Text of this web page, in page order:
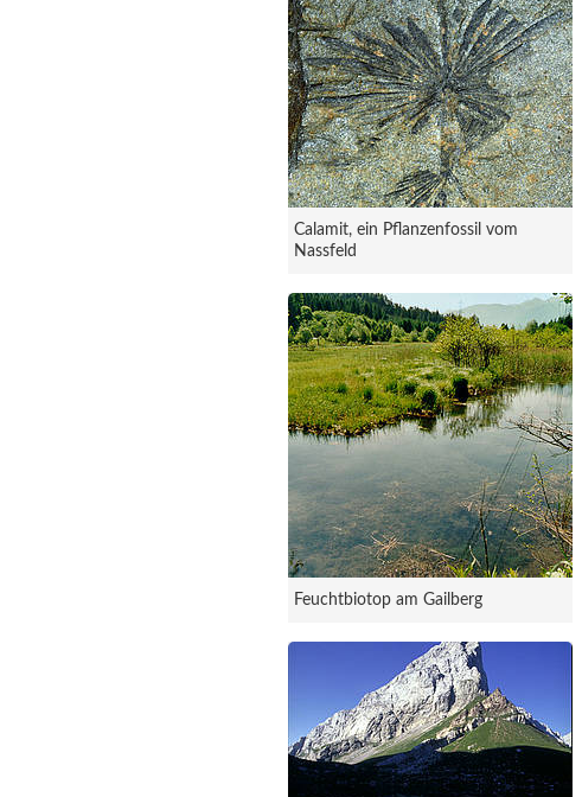
Calamit, ein Pflanzenfossil vom
Nassfeld
Feuchtbiotop am Gailberg